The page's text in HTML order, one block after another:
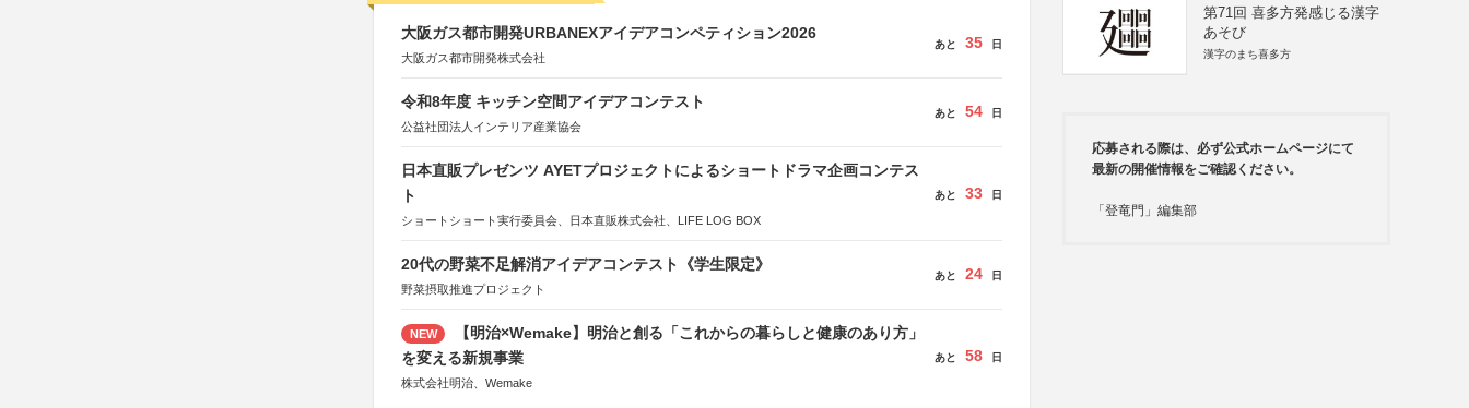
大阪ガス都市開発URBANEXアイデアコンペティション2026
大阪ガス都市開発株式会社
あと 35 日
令和8年度 キッチン空間アイデアコンテスト
公益社団法人インテリア産業協会
あと 54 日
日本直販プレゼンツ AYETプロジェクトによるショートドラマ企画コンテス
ト
ショートショート実行委員会、日本直販株式会社、LIFE LOG BOX
あと 33 日
20代の野菜不足解消アイデアコンテスト《学生限定》
野菜摂取推進プロジェクト
あと 24 日
NEW
【明治×Wemake】明治と創る「これからの暮らしと健康のあり方」
を変える新規事業
株式会社明治、Wemake
あと 58 日
第71回 喜多方発感じる漢字
あそび
漢字のまち喜多方
応募される際は、必ず公式ホームページにて
最新の開催情報をご確認ください。
「登竜門」編集部